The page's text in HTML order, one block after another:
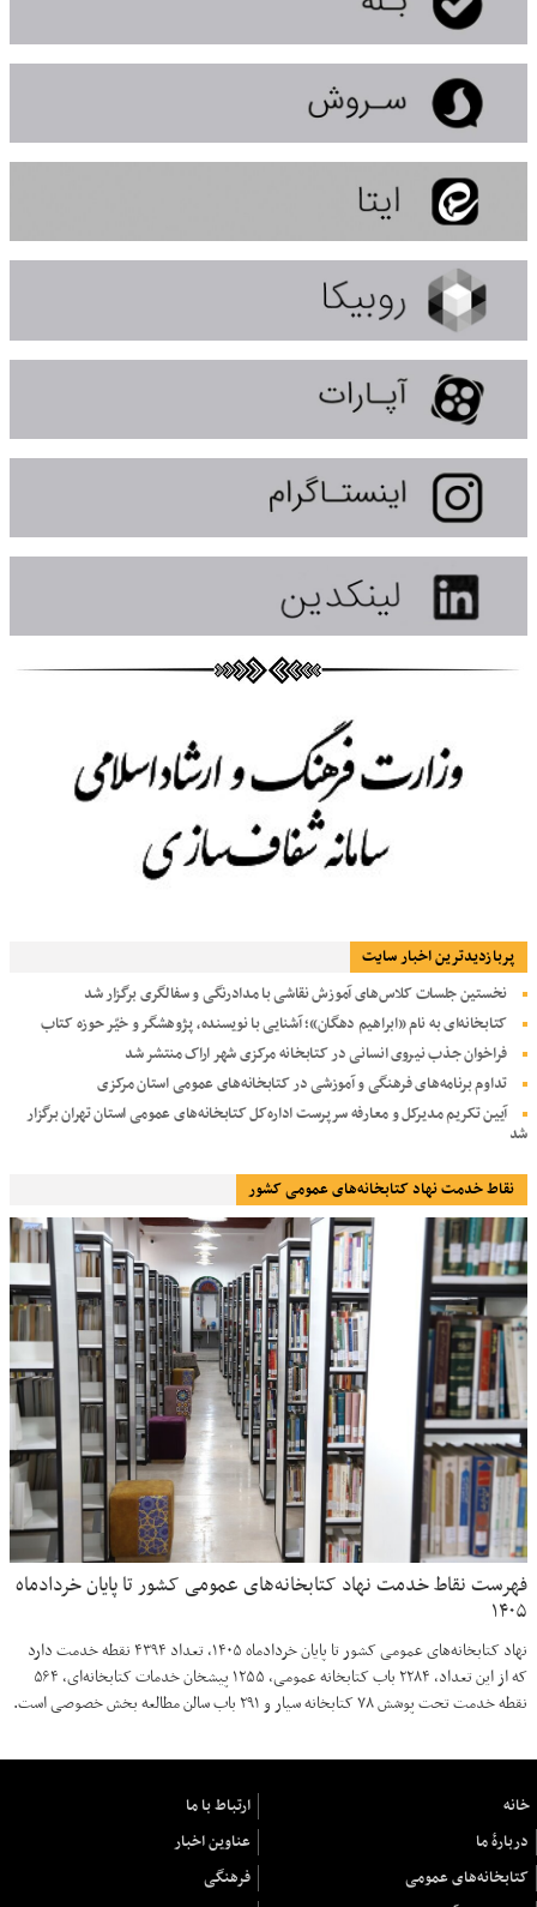
پربازديدترين اخبار سایت
نخستین جلسات کلاس‌های آموزش نقاشی با مدادرنگی و سفالگری برگزار شد
کتابخانه‌ای به نام «ابراهیم دهگان»؛ آشنایی با نویسنده، پژوهشگر و خیّر حوزه کتاب
فراخوان جذب نیروی انسانی در کتابخانه مرکزی شهر اراک منتشر شد
تداوم برنامه‌های فرهنگی و آموزشی در کتابخانه‌های عمومی استان مرکزی
آیین تکریم مدیرکل و معارفه سرپرست اداره‌کل کتابخانه‌های عمومی استان تهران برگزار
شد
نقاط خدمت نهاد کتابخانه‌های عمومی کشور
فهرست نقاط خدمت نهاد کتابخانه‌های عمومی کشور تا پایان خردادماه
۱۴۰۵
نهاد کتابخانه‌های عمومی کشور تا پایان خردادماه ۱۴۰۵، تعداد ۴۳۹۴ نقطه خدمت دارد
که از این تعداد، ۲۲۸۴ باب کتابخانه عمومی، ۱۲۵۵ پیشخان خدمات کتابخانه‌ای، ۵۶۴
نقطه خدمت تحت پوشش ۷۸ کتابخانه سیار و ۲۹۱ باب سالن مطالعه بخش خصوصی است.
خانه
ارتباط با ما
دربارهٔ ما
عناوین اخبار
کتابخانه‌های عمومی
فرهنگی